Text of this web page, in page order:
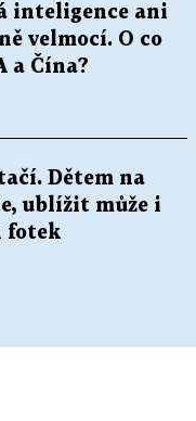
inteligence ani
velmocí. O co
a Čína?
Dětem na
ublížit může i
fotek